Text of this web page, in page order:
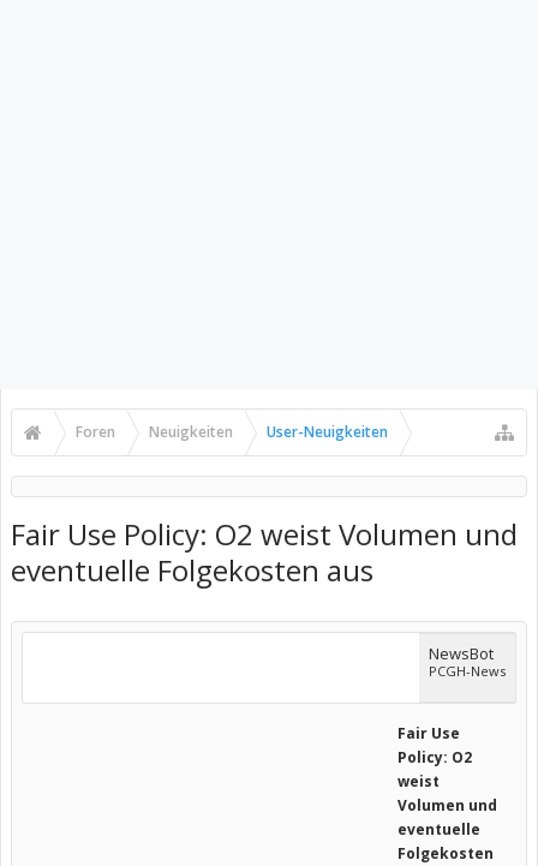
Foren Neuigkeiten User-Neuigkeiten
Fair Use Policy: O2 weist Volumen und
eventuelle Folgekosten aus
NewsBot
PCGH-News
Fair Use
Policy: O2
weist
Volumen und
eventuelle
Folgekosten